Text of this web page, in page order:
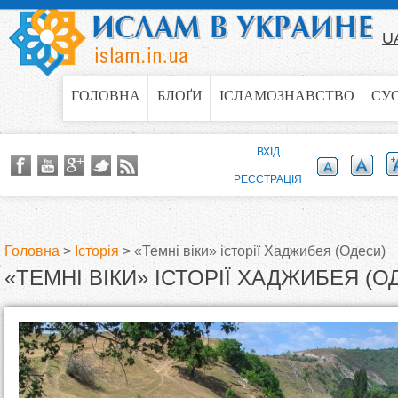
Jump to navigation
ГОЛОВНА БЛОҐИ ІСЛАМОЗНАВСТВО
В
Головна > Історія > «Темні віки» історії Хаджибея (Одеси)
«ТЕМНІ ВІКИ» ІСТОРІЇ ХАДЖИБЕЯ
ВХІД
РЕЄСТРАЦІЯ